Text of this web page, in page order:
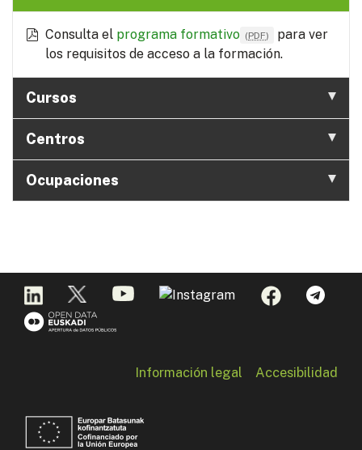
Consulta el programa formativo (PDF)
para ver
los requisitos de acceso a la formación.
Cursos
Centros
Ocupaciones
Información legal Accesibilidad